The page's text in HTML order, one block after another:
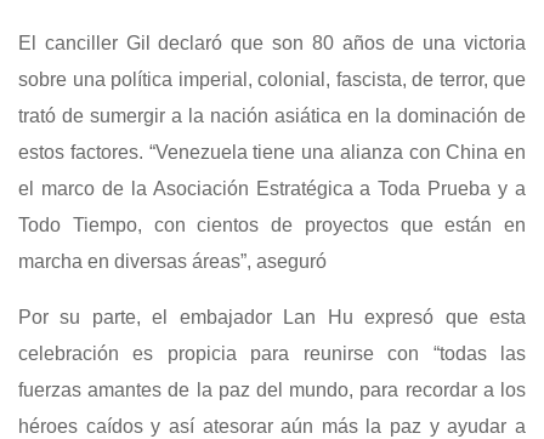
El canciller Gil declaró que son 80 años de una victoria
sobre una política imperial, colonial, fascista, de terror, que
trató de sumergir a la nación asiática en la dominación de
estos factores. “Venezuela tiene una alianza con China en
el marco de la Asociación Estratégica a Toda Prueba y a
Todo Tiempo, con cientos de proyectos que están en
marcha en diversas áreas”, aseguró
Por su parte, el embajador Lan Hu expresó que esta
celebración es propicia para reunirse con “todas las
fuerzas amantes de la paz del mundo, para recordar a los
héroes caídos y así atesorar aún más la paz y ayudar a